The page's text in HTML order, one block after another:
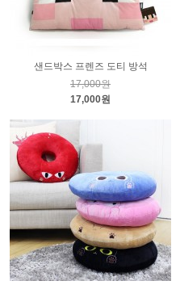
샌드박스 프렌즈 도티 방석
17,000원
17,000원